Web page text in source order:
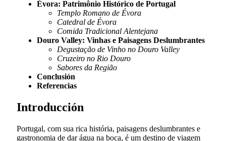
Évora: Patrimônio Histórico de Portugal
Templo Romano de Évora
Catedral de Évora
Comida Tradicional Alentejana
Douro Valley: Vinhas e Paisagens Deslumbrantes
Degustação de Vinho no Douro Valley
Cruzeiro no Rio Douro
Sabores da Região
Conclusión
Referencias
Introducción
Portugal, com sua rica história, paisagens deslumbrantes e
gastronomia de dar água na boca, é um destino de viagem